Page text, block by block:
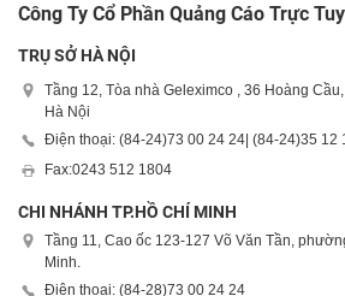
Công Ty Cổ Phần Quảng Cáo Trực
TRỤ SỞ HÀ NỘI
Tầng 12, Tòa nhà Geleximco , 36 Hoàng
Hà Nội
Điện thoại: (84-24)73 00 24 24| (84-24)35 12
Fax:0243 512 1804
CHI NHÁNH TP.HỒ CHÍ MINH
Tầng 11, Cao ốc 123-127 Võ Văn Tần,
Minh.
Điện thoại: (84-28)73 00 24 24